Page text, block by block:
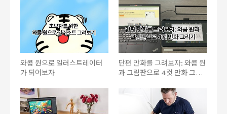
와콤 원으로 일러스트레이터
가 되어보자
단편 만화를 그려보자: 와콤 원
과 그림판으로 4컷 만화 그리